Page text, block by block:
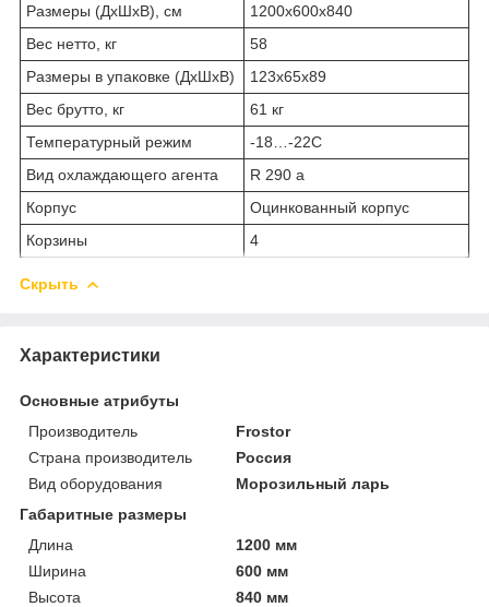
Размеры (ДхШхВ), см
1200х600х840
Вес нетто, кг
58
Размеры в упаковке (ДхШхВ)
123х65х89
Вес брутто, кг
61 кг
Температурный режим
-18…-22C
Вид охлаждающего агента
R 290 a
Корпус
Оцинкованный корпус
Корзины
4
Скрыть
Характеристики
Основные атрибуты
Производитель
Frostor
Страна производитель
Россия
Вид оборудования
Морозильный ларь
Габаритные размеры
Длина
1200 мм
Ширина
600 мм
Высота
840 мм